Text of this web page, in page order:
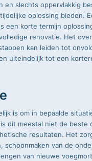
en slechts oppervlakkig
oplossing bieden.
een korte termijn
renovatie. Het
kan leiden tot
uiteindelijk tot een
is om in bepaalde
dit meestal niet de beste
resultaten. Het
schoonmaken van de
van nieuwe